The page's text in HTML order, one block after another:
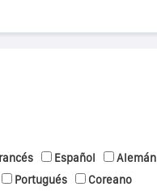
Español Alemán
Portugués Coreano